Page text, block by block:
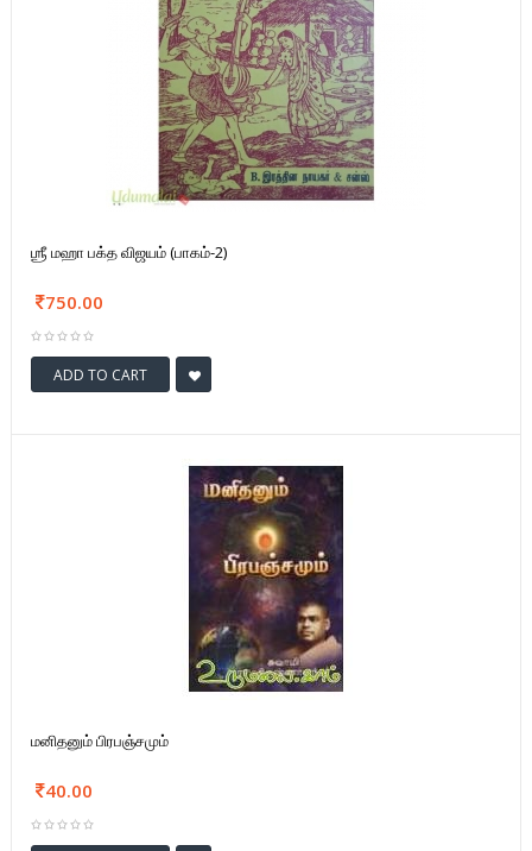
ஶ்ரீ மஹா பக்த விஜயம் (பாகம்-2)
750.00
ADD TO CART
மனிதனும் பிரபஞ்சமும்
40.00